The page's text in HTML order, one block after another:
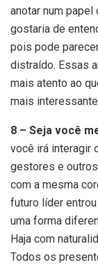
anotar num papel
gostaria de
pois pode
distraído. Essas
mais atento ao
mais
8 – Seja você
você irá interagir
gestores e
com a mesma
futuro líder
uma forma
Haja com
Todos os